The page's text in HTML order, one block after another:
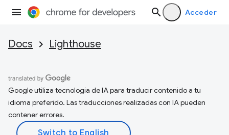
Acceder
Docs Lighthouse
Google utiliza tecnología de IA para traducir contenido a tu
idioma preferido. Las traducciones realizadas con IA pueden
contener errores.